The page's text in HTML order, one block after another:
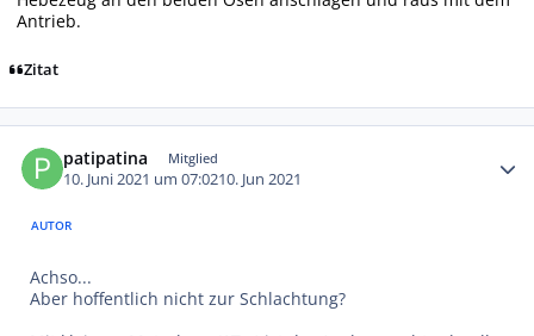
Antrieb.
Zitat
patipatina Mitglied
10. Juni 2021 um 07:0210. Jun 2021
AUTOR
Achso...
Aber hoffentlich nicht zur Schlachtung?